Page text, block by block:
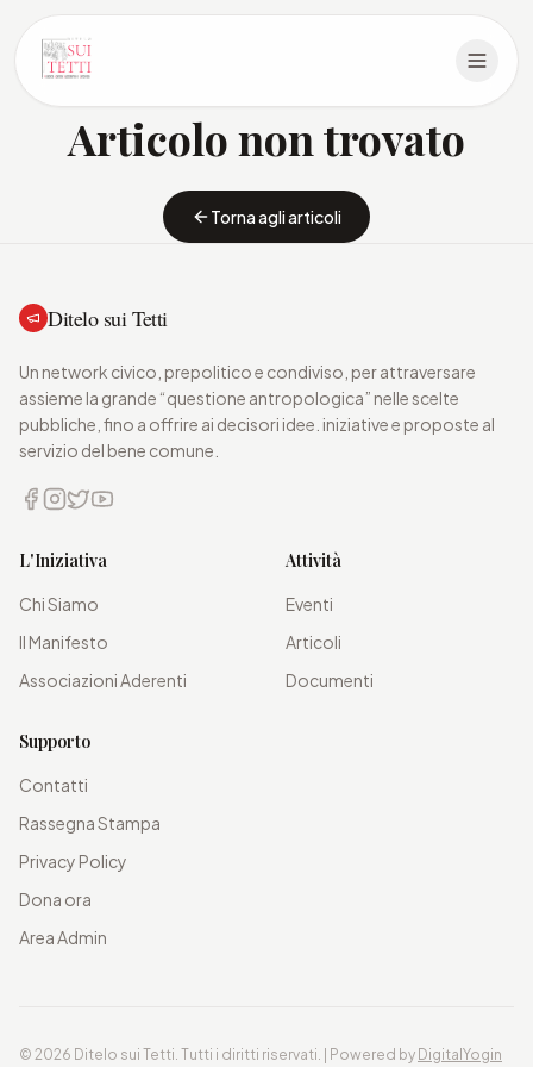
Articolo non trovato
Torna agli articoli
Ditelo sui Tetti
Un network civico, prepolitico e condiviso, per attraversare
assieme la grande “questione antropologica” nelle scelte
pubbliche, fino a offrire ai decisori idee. iniziative e proposte al
servizio del bene comune.
L'Iniziativa
Chi Siamo
Il Manifesto
Associazioni Aderenti
Attività
Eventi
Articoli
Documenti
Supporto
Contatti
Rassegna Stampa
Privacy Policy
Dona ora
Area Admin
© 2026 Ditelo sui Tetti. Tutti i diritti riservati. | Powered by DigitalYogin